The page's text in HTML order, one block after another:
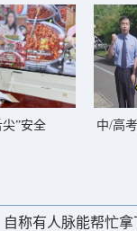
”安全
中/高
称有人脉能帮忙拿